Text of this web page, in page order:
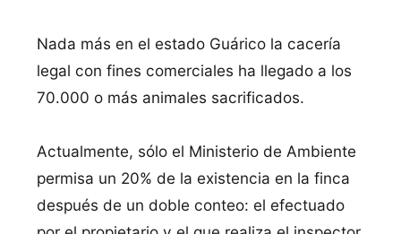
Nada más en el estado Guárico la cacería
legal con fines comerciales ha llegado a los
70.000 o más animales sacrificados.
Actualmente, sólo el Ministerio de Ambiente
permisa un 20% de la existencia en la finca
después de un doble conteo: el efectuado